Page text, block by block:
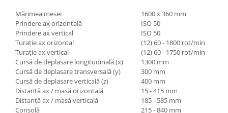
Mărimea mesei
1600 x 360 mm
Prindere ax orizontală
ISO 50
Prindere ax vertical
ISO 50
Turaţie ax orizontal
(12) 60 - 1800 rot/min
Turaţie ax vertical
(12) 60 - 1750 rot/min
Cursă de deplasare longitudinală (x)
1300 mm
Cursă de deplasare transversală (y)
300 mm
Cursă de deplasare verticală (z)
400 mm
Distanţă ax / masă orizontală
15 - 415 mm
Distanţă ax / masă verticală
185 - 585 mm
Consolă
215 - 840 mm